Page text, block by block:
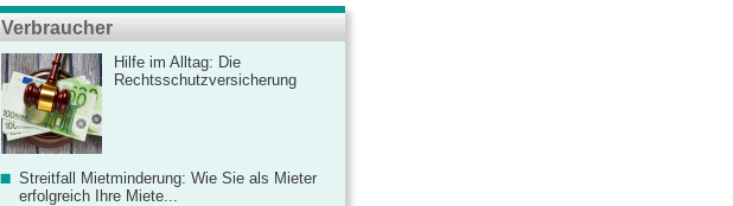
Verbraucher
Hilfe im Alltag: Die
Rechtsschutzversicherung
Streitfall Mietminderung: Wie Sie als Mieter
erfolgreich Ihre Miete...